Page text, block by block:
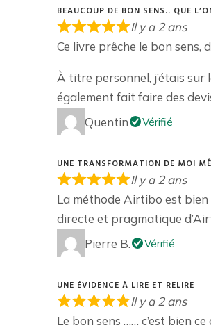
BEAUCOUP DE BON SENS.. QUE
Il y a 2 ans
Ce livre prêche le bon sens,
À titre personnel, j’étais
également fait faire des
Quentin Vérifié
UNE TRANSFORMATION DE MOI
Il y a 2 ans
La méthode Airtibo est bien
directe et pragmatique
Pierre B. Vérifié
UNE ÉVIDENCE À LIRE ET RELIRE
Il y a 2 ans
Le bon sens …… c’est bien